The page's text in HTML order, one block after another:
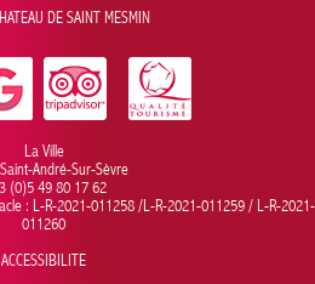
DE SAINT MESMIN
La Ville
André-Sur-Sèvre
(0)5 49 80 17 62
: L-R-2021-011258 /L-R-2021-011259 / L-R-2021-
011260
ACCESSIBILITE